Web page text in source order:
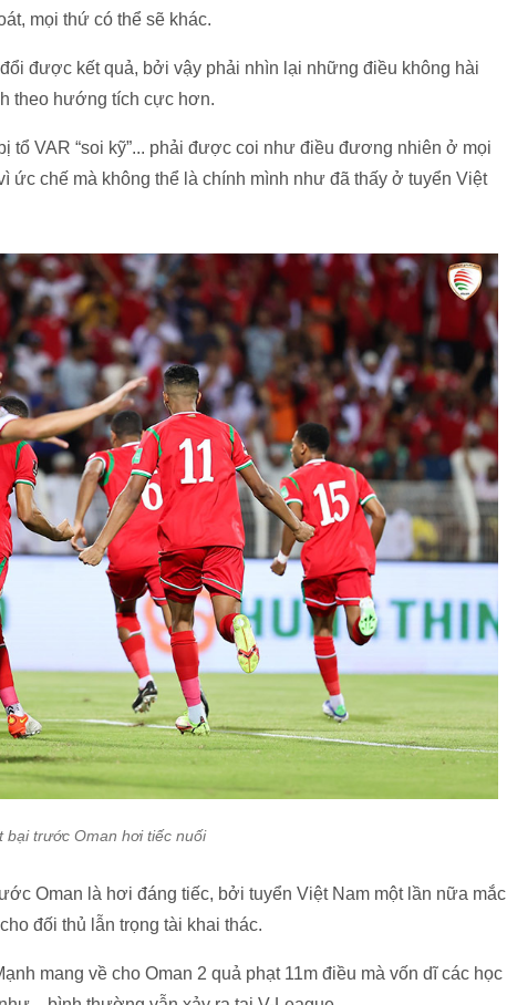
mọi thứ có thể sẽ khác.
được kết quả, bởi vậy phải nhìn lại những điều không hài
theo hướng tích cực hơn.
tổ VAR “soi kỹ”... phải được coi như điều đương nhiên ở mọi
ức chế mà không thể là chính mình như đã thấy ở tuyển Việt
bại trước Oman hơi tiếc nuối
Oman là hơi đáng tiếc, bởi tuyển Việt Nam một lần nữa mắc
đối thủ lẫn trọng tài khai thác.
mang về cho Oman 2 quả phạt 11m điều mà vốn dĩ các học